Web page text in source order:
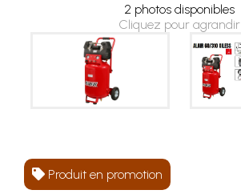
2 photos disponibles
Cliquez pour agrandir
Produit en promotion